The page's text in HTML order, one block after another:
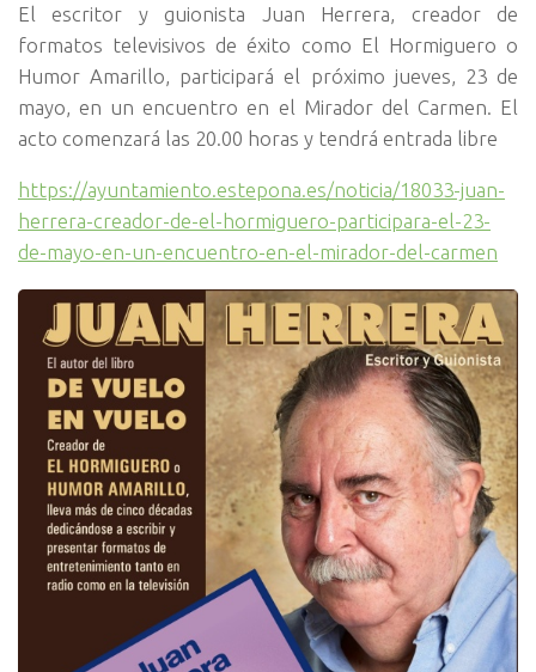
El escritor y guionista Juan Herrera, creador de
formatos televisivos de éxito como El Hormiguero o
Humor Amarillo, participará el próximo jueves, 23 de
mayo, en un encuentro en el Mirador del Carmen. El
acto comenzará las 20.00 horas y tendrá entrada libre
https://ayuntamiento.estepona.es/noticia/18033-juan-
herrera-creador-de-el-hormiguero-participara-el-23-
de-mayo-en-un-encuentro-en-el-mirador-del-carmen